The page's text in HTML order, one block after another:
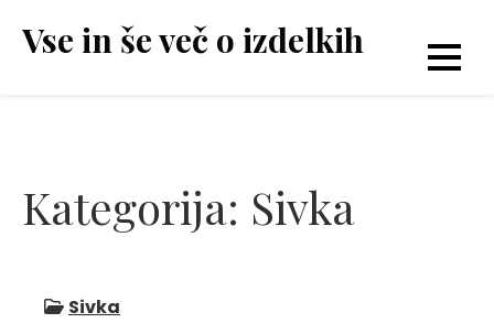
Vse in še več o izdelkih
Kategorija: Sivka
Sivka